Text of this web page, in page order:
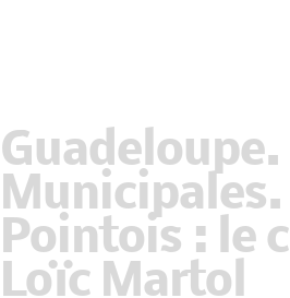
Guadeloupe.
Municipales.
Pointois : le
Loïc Martol